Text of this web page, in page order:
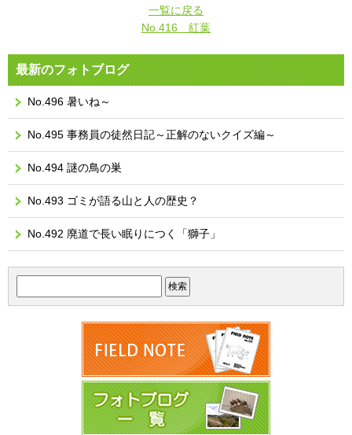
一覧に戻る
No.416 紅葉
最新のフォトブログ
No.496 暑いね～
No.495 事務員の徒然日記～正解のないクイズ編～
No.494 謎の鳥の巣
No.493 ゴミが語る山と人の歴史？
No.492 廃道で長い眠りにつく「獅子」